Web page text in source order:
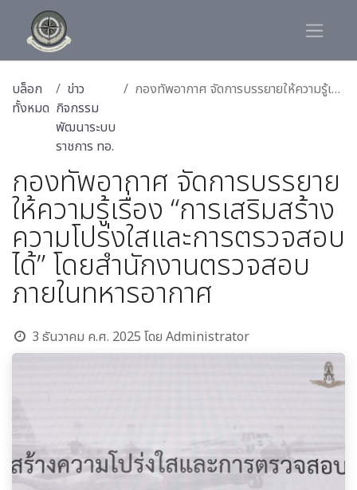
บล็อก
ทั้งหมด
ข่าว
กิจกรรม
พัฒนาระบบ
ราชการ ทอ.
กองทัพอากาศ จัดการบรรยายให้ความรู้เรื่อง “การเสริมสร้างความโปร่งใสและการตรวจสอบได้” โดยสำนักงานตรวจสอบภายในทหารอากาศ
กองทัพอากาศ จัดการบรรยาย
ให้ความรู้เรื่อง “การเสริมสร้าง
ความโปร่งใสและการตรวจสอบ
ได้” โดยสำนักงานตรวจสอบ
ภายในทหารอากาศ
3 ธันวาคม ค.ศ. 2025 โดย Administrator